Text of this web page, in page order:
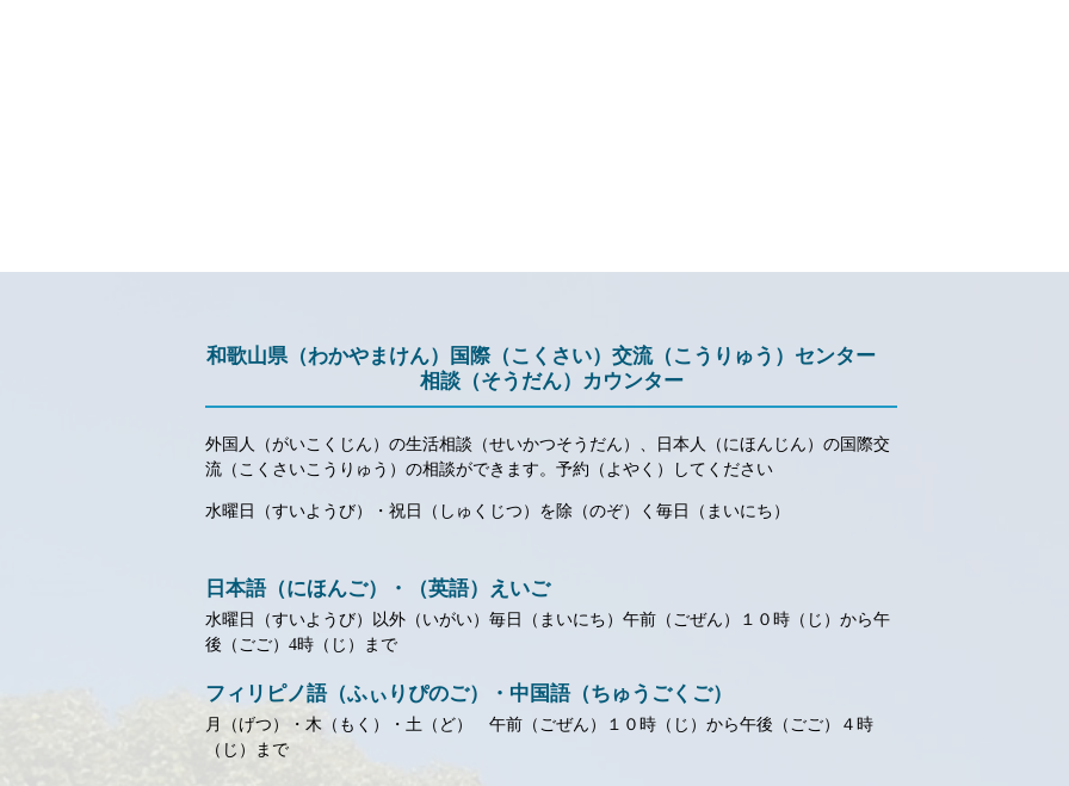
和歌山県（わかやまけん）国際（こくさい）交流（こうりゅう）センター
相談（そうだん）カウンター
外国人（がいこくじん）の生活相談（せいかつそうだん）、日本人（にほんじん）の国際交
流（こくさいこうりゅう）の相談ができます。予約（よやく）してください
水曜日（すいようび）・祝日（しゅくじつ）を除（のぞ）く毎日（まいにち）
日本語（にほんご）・（英語）えいご
水曜日（すいようび）以外（いがい）毎日（まいにち）午前（ごぜん）１０時（じ）から午
後（ごご）4時（じ）まで
フィリピノ語（ふぃりぴのご）・中国語（ちゅうごくご）
月（げつ）・木（もく）・土（ど） 午前（ごぜん）１０時（じ）から午後（ごご）４時
（じ）まで